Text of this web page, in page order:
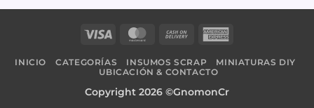
Visa MasterCard
Cash
Delivery
INICIO CATEGORÍAS INSUMOS SCRAP
MINIATURAS DIY
UBICACIÓN & CONTACTO
Copyright 2026 ©GnomonCr